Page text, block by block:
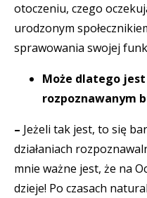
otoczeniu, czego
urodzonym
sprawowania swojej
Może dlatego
rozpoznawanym
– Jeżeli tak jest, to się
działaniach
mnie ważne jest, że na
dzieje! Po czasach